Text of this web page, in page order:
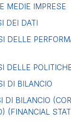
MEDIE IMPRESE
DEI DATI
DELLE
DELLE
DI BILANCIO
DI BILANCIO
(FINANCIAL